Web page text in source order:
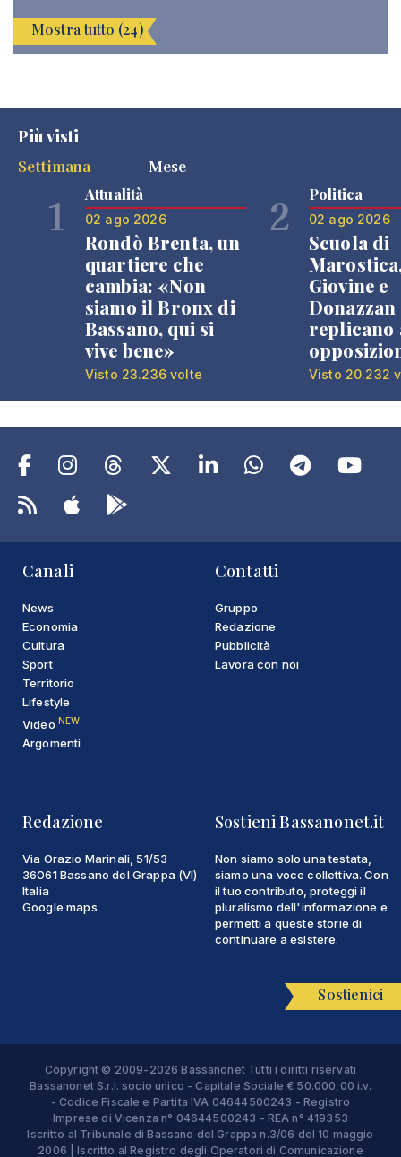
Mostra tutto (24)
Più visti
Settimana
Mese
1 Attualità
02 ago 2026
Rondò Brenta, un
quartiere che
cambia: «Non
siamo il Bronx di
Bassano, qui si
vive bene»
Visto 23.236 volte
2 Politica
02 ago 2026
Scuola di
Giovine e
Donazzan
replicano
Visto 20.232
Canali
News
Economia
Cultura
Sport
Territorio
Lifestyle
Video NEW
Argomenti
Contatti
Gruppo
Redazione
Pubblicità
Lavora con noi
Redazione
Via Orazio Marinali, 51/53
36061 Bassano del Grappa (VI)
Italia
Google maps
Sostieni Bassanonet.it
Non siamo solo una testata,
siamo una voce collettiva. Con
il tuo contributo, proteggi il
pluralismo dell'informazione e
permetti a queste storie di
continuare a esistere.
Sostienici
Copyright © 2009-2026 Bassanonet Tutti i diritti riservati
Bassanonet S.r.l. socio unico - Capitale Sociale € 50.000,00 i.v.
- Codice Fiscale e Partita IVA 04644500243 - Registro
Imprese di Vicenza n° 04644500243 - REA n° 419353
Iscritto al Tribunale di Bassano del Grappa n.3/06 del 10 maggio
2006 | Iscritto al Registro degli Operatori di Comunicazione